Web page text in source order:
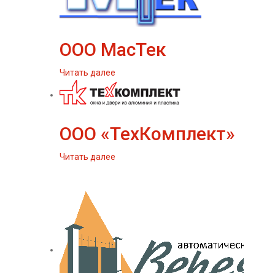
ООО МасТек
Читать далее
ООО «ТехКомплект»
Читать далее